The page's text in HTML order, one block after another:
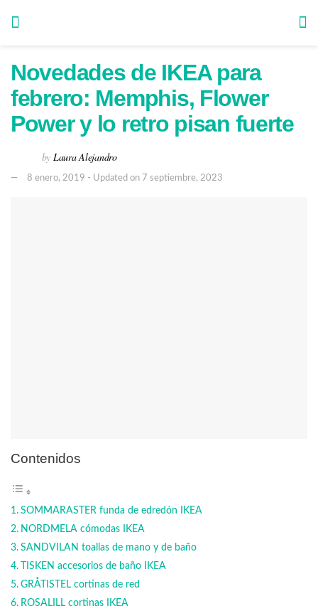
Novedades de IKEA para
febrero: Memphis, Flower
Power y lo retro pisan fuerte
by Laura Alejandro
8 enero, 2019 - Updated on 7 septiembre, 2023
Contenidos
SOMMARASTER funda de edredón IKEA
NORDMELA cómodas IKEA
SANDVILAN toallas de mano y de baño
TISKEN accesorios de baño IKEA
GRÅTISTEL cortinas de red
ROSALILL cortinas IKEA